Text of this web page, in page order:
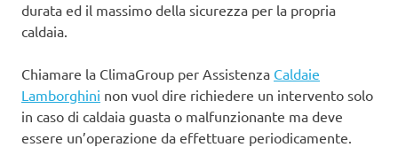
durata ed il massimo della sicurezza per la propria
caldaia.
Chiamare la ClimaGroup per Assistenza Caldaie
Lamborghini non vuol dire richiedere un intervento solo
in caso di caldaia guasta o malfunzionante ma deve
essere un’operazione da effettuare periodicamente.